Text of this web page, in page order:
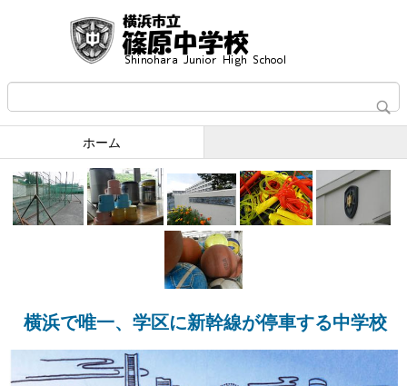
ホーム
横浜で唯一、学区に新幹線が停車する中学校